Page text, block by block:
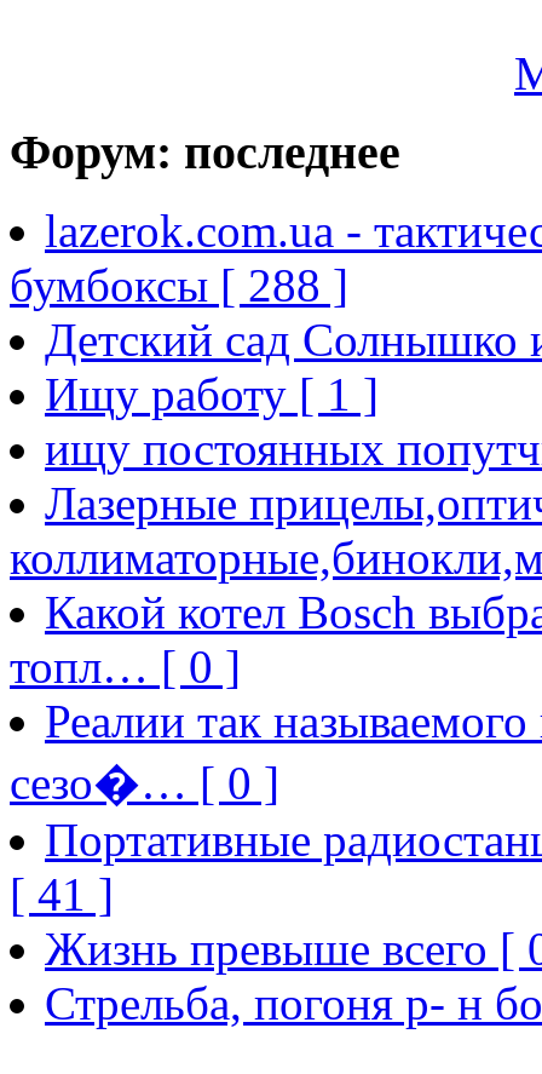
Форум: последнее
lazerok.com.ua -
бумбоксы [ 288 ]
Детский сад Солнышко
Ищу работу [ 1 ]
ищу постоянных
Лазерные
Какой котел Bosch
топл… [ 0 ]
Реалии так
сезо�… [ 0 ]
Портативные
[ 41 ]
Жизнь превыше всего [
Стрельба, погоня р- н